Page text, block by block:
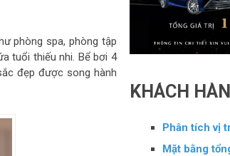
phòng spa, phòng tập
tuổi thiếu nhi. Bể bơi 4
đẹp được song hành
KHÁCH
Phân tích vị
Mặt bằng